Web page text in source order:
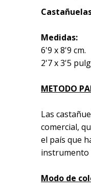
Medidas:
6'9 x 8'9 cm.
2'7 x 3'5
METODO
Las
comercial,
el país que
instrumento
Modo de